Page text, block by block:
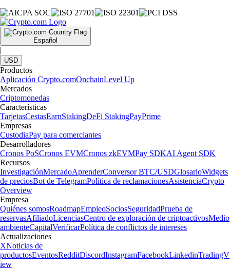
Español
|
USD
Productos
Aplicación Crypto.comOnchainLevel Up
Mercados
Criptomonedas
Características
TarjetasCestasEarnStakingDeFi StakingPayPrime
Empresas
CustodiaPay para comerciantes
Desarrolladores
Cronos PoSCronos EVMCronos zkEVMPay SDKAI Agent SDK
Recursos
InvestigaciónMercadoAprenderConversor BTC/USDGlosarioWidgets
de preciosBot de TelegramPolítica de reclamacionesAsistenciaCrypto
Overview
Empresa
Quiénes somosRoadmapEmpleoSociosSeguridadPrueba de
reservasAfiliadoLicenciasCentro de exploración de criptoactivosMedio
ambienteCapitalVerificarPolítica de conflictos de intereses
Actualizaciones
XNoticias de
productosEventosRedditDiscordInstagramFacebookLinkedinTradingV
iew